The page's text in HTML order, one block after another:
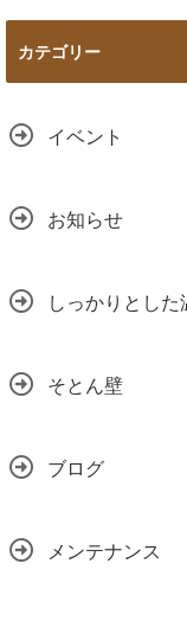
カテゴリー
イベント
お知らせ
しっかりとした
そとん壁
ブログ
メンテナンス